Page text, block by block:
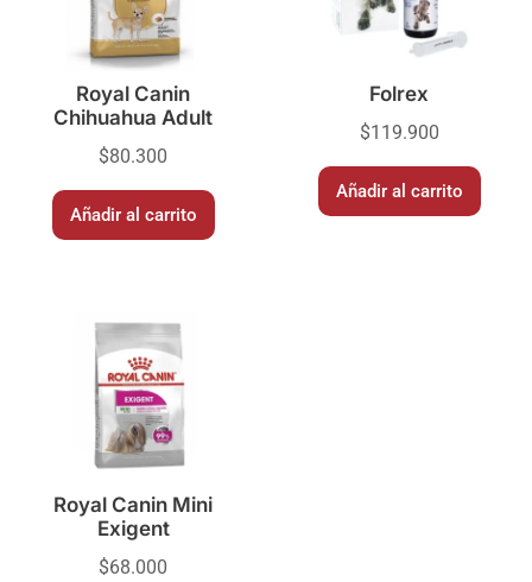
Royal Canin
Chihuahua Adult
$80.300
Añadir al carrito
Folrex
$119.900
Añadir al carrito
Royal Canin Mini
Exigent
$68.000